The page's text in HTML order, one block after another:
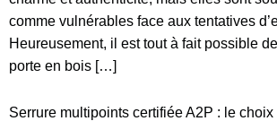
comme vulnérables face aux tentatives
Heureusement, il est tout à fait possible
porte en bois […]
Serrure multipoints certifiée A2P : le